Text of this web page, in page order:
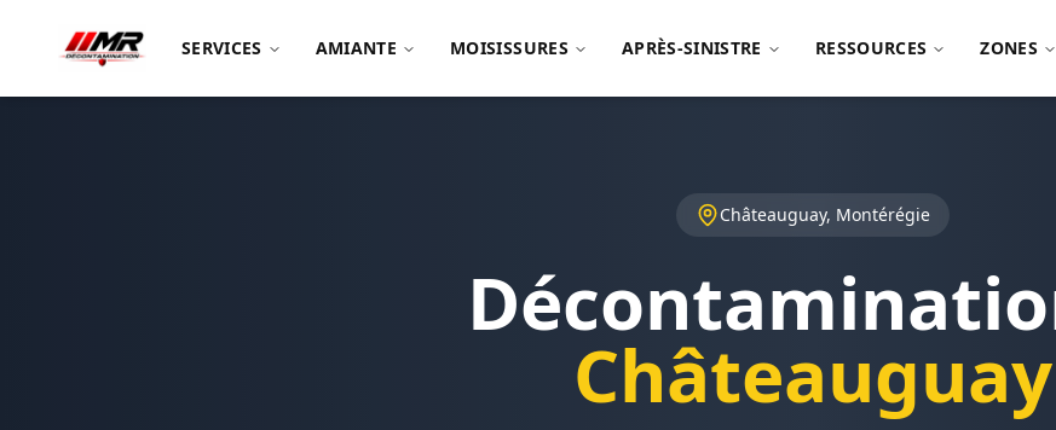
SERVICES AMIANTE MOISISSURES APRÈS-SINISTRE RESSOURCES ZONES
Châteauguay, Montérégie
Châteauguay